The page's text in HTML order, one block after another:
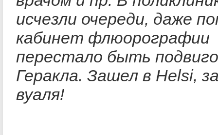
исчезли очереди, даже
кабинет флюорографии
перестало быть
Геракла. Зашел в Helsi,
вуаля!